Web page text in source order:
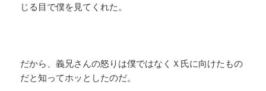
じる目で僕を見てくれた。
だから、義兄さんの怒りは僕ではなくＸ氏に向けたもの
だと知ってホッとしたのだ。